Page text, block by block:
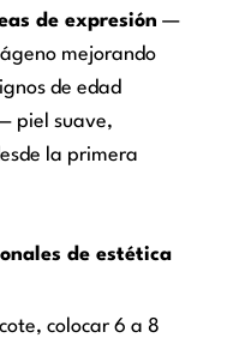
de expresión —
mejorando
de edad
piel suave,
la primera
de estética
colocar 6 a 8